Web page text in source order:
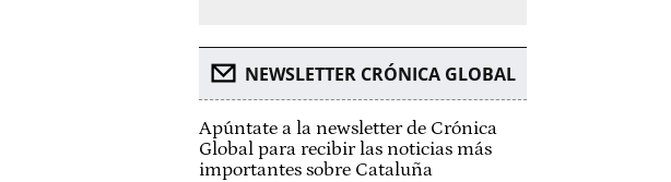
NEWSLETTER CRÓNICA GLOBAL
Apúntate a la newsletter de Crónica
Global para recibir las noticias más
importantes sobre Cataluña